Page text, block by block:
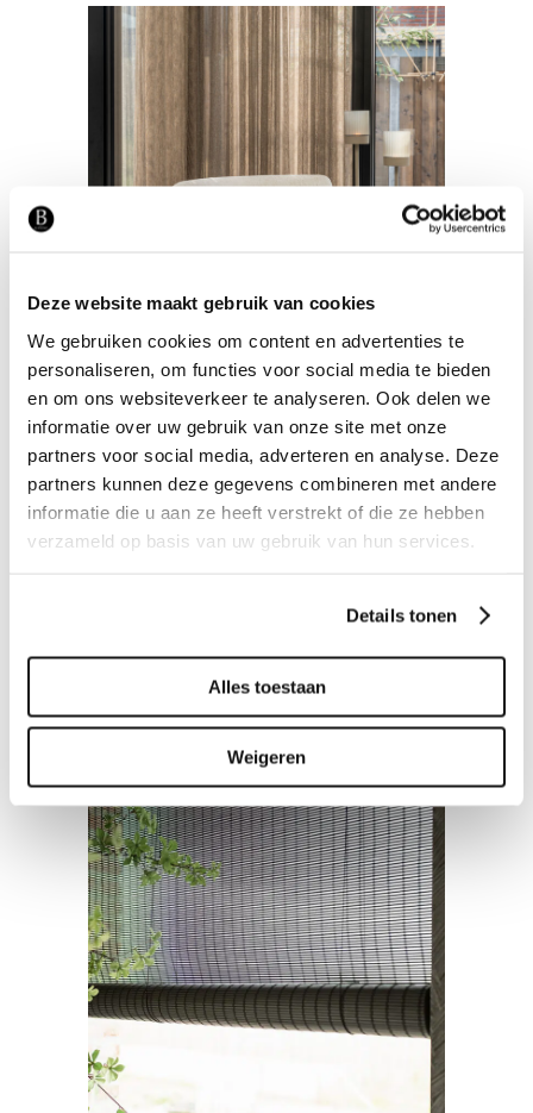
Deze website maakt gebruik van cookies
We gebruiken cookies om content en advertenties te
personaliseren, om functies voor social media te bieden
en om ons websiteverkeer te analyseren. Ook delen we
informatie over uw gebruik van onze site met onze
partners voor social media, adverteren en analyse. Deze
partners kunnen deze gegevens combineren met andere
informatie die u aan ze heeft verstrekt of die ze hebben
verzameld op basis van uw gebruik van hun services.
Details tonen
Alles toestaan
Weigeren
RAAMDECORATIE
STOFFERING
Gordijn inbetween
RAAMDECORATIE
Bamboe vouwgordijn
RAAMDECORATIE
Bamboe gordijn